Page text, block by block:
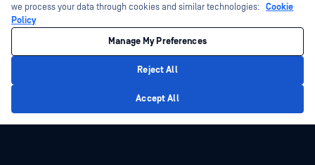
©2026OPSWAT . 保留所有权利。OPSWAT、MetaDefender、Metascan、
MetaAccess、OPSWAT 、"不信任文件，不信任设备"、"OPSWAT "、"保护全球关
键基础设施"、"Deep CDR™技术"、"InQuest"、"InQuest标
识"、"DFI"、"RetroHunt"、"深度文件检测"及"加入追踪"OPSWAT 的商标。第三方
管理 Cookie 偏好
we process your data through cookies and similar technologies: Cookie
Policy
Manage My Preferences
Reject All
Accept All